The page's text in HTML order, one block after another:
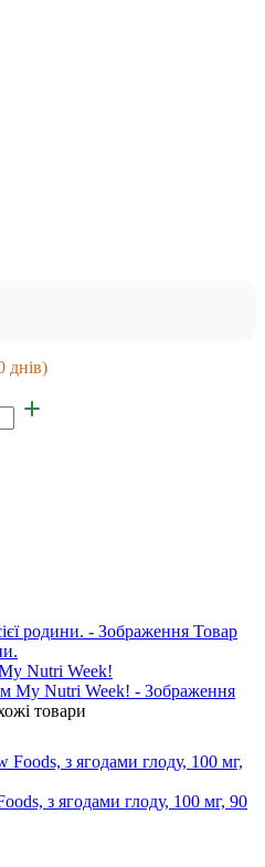
днів)
Товар
Nutri Week!
товари
з ягодами глоду, 100 мг, 90